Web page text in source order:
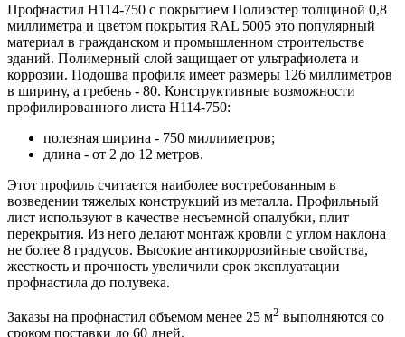
Профнастил Н114-750 с покрытием Полиэстер толщиной 0,8
миллиметра и цветом покрытия RAL 5005 это популярный
материал в гражданском и промышленном строительстве
зданий. Полимерный слой защищает от ультрафиолета и
коррозии. Подошва профиля имеет размеры 126 миллиметров
в ширину, а гребень - 80. Конструктивные возможности
профилированного листа Н114-750:
полезная ширина - 750 миллиметров;
длина - от 2 до 12 метров.
Этот профиль считается наиболее востребованным в
возведении тяжелых конструкций из металла. Профильный
лист используют в качестве несъемной опалубки, плит
перекрытия. Из него делают монтаж кровли с углом наклона
не более 8 градусов. Высокие антикоррозийные свойства,
жесткость и прочность увеличили срок эксплуатации
профнастила до полувека.
Заказы на профнастил объемом менее 25 м2 выполняются со
сроком поставки до 60 дней.